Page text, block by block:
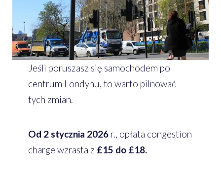
Jeśli poruszasz się samochodem po
centrum Londynu, to warto pilnować
tych zmian.
Od 2 stycznia 2026r., opłata congestion
charge wzrasta z £15 do £18.